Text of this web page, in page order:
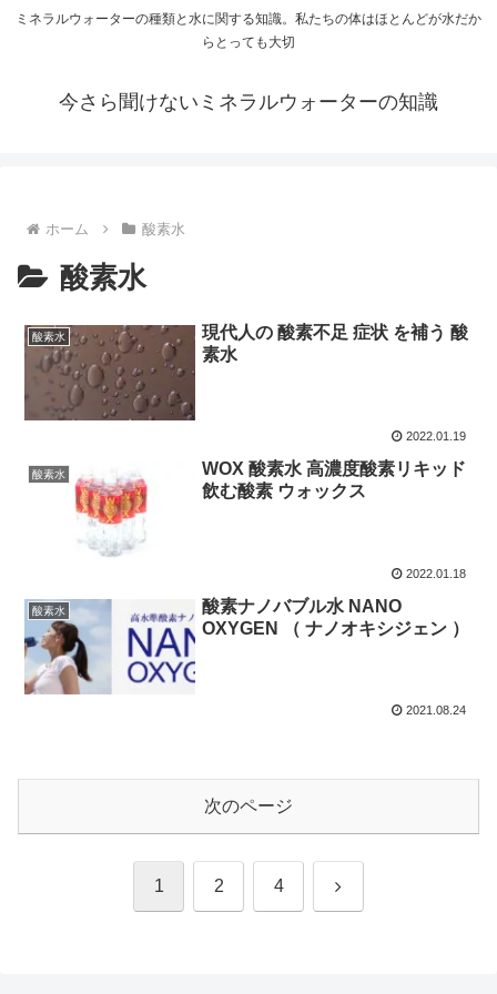
ミネラルウォーターの種類と水に関する知識。私たちの体はほとんどが水だか
らとっても大切
今さら聞けないミネラルウォーターの知識
ホーム 酸素水
酸素水
酸素水
現代人の 酸素不足 症状 を補う 酸
素水
2022.01.19
酸素水
WOX 酸素水 高濃度酸素リキッド
飲む酸素 ウォックス
2022.01.18
酸素水
酸素ナノバブル水 NANO
OXYGEN （ ナノオキシジェン ）
2021.08.24
次のページ
1 2 4 次